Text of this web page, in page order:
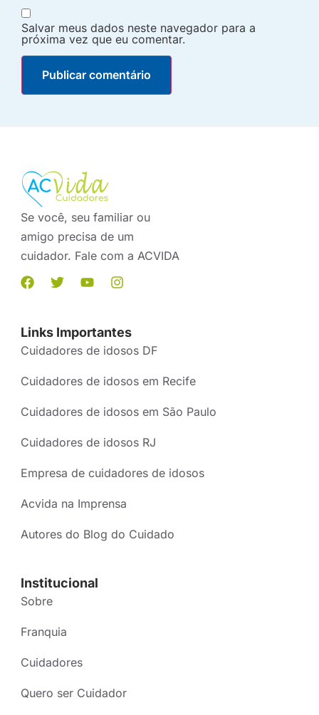
Salvar meus dados neste navegador para a
próxima vez que eu comentar.
Se você, seu familiar ou
amigo precisa de um
cuidador. Fale com a ACVIDA
Links Importantes
Cuidadores de idosos DF
Cuidadores de idosos em Recife
Cuidadores de idosos em São Paulo
Cuidadores de idosos RJ
Empresa de cuidadores de idosos
Acvida na Imprensa
Autores do Blog do Cuidado
Institucional
Sobre
Franquia
Cuidadores
Quero ser Cuidador